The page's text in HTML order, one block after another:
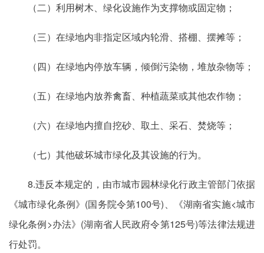
（二）利用树木、绿化设施作为支撑物或固定物；
（三）在绿地内非指定区域内轮滑、搭棚、摆摊等；
（四）在绿地内停放车辆，倾倒污染物，堆放杂物等；
（五）在绿地内放养禽畜、种植蔬菜或其他农作物；
（六）在绿地内擅自挖砂、取土、采石、焚烧等；
（七）其他破坏城市绿化及其设施的行为。
8.违反本规定的，由市城市园林绿化行政主管部门依据
《城市绿化条例》(国务院令第100号)、《湖南省实施<城市
绿化条例>办法》(湖南省人民政府令第125号)等法律法规进
行处罚。